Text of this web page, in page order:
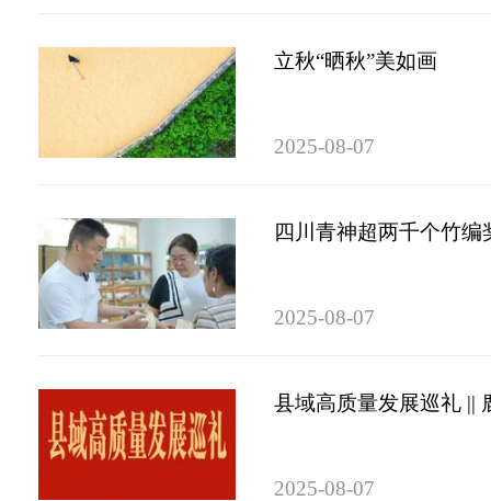
立秋“晒秋”美如画
2025-08-07
四川青神超两千个竹编
2025-08-07
县域高质量发展巡礼 ||
2025-08-07